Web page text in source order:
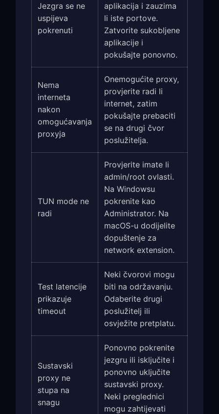
Jezgra se ne
uspijeva
pokrenuti
aplikacija i zauzima
li iste portove.
Zatvorite sukobljene
aplikacije i
pokušajte ponovno.
Nema
interneta
nakon
omogućavanja
proxyja
Onemogućite proxy,
provjerite radi li
internet, zatim
pokušajte prebaciti
se na drugi čvor
poslužitelja.
TUN mode ne
radi
Provjerite imate li
admin/root ovlasti.
Na Windowsu
pokrenite kao
Administrator. Na
macOS-u dodijelite
dopuštenje za
network extension.
Test latencije
prikazuje
timeout
Neki čvorovi mogu
biti na održavanju.
Odaberite drugi
poslužitelj ili
osvježite pretplatu.
Sustavski
proxy ne
stupa na
snagu
Ponovno pokrenite
jezgru ili isključite i
ponovno uključite
sustavski proxy.
Neki preglednici
mogu zahtijevati